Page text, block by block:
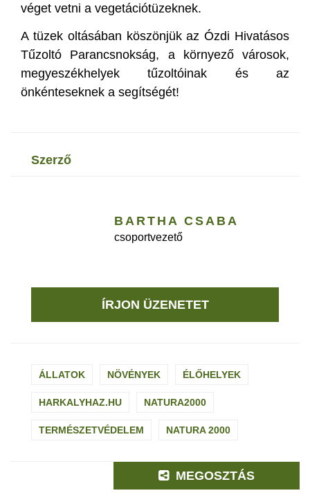
véget vetni a vegetációtüzeknek.
A tüzek oltásában köszönjük az Ózdi Hivatásos
Tűzoltó Parancsnokság, a környező városok,
megyeszékhelyek tűzoltóinak és az
önkénteseknek a segítségét!
szerző
BARTHA CSABA
csoportvezető
ÍRJON ÜZENETET
ÁLLATOK NÖVÉNYEK ÉLŐHELYEK
HARKALYHAZ.HU NATURA2000
TERMÉSZETVÉDELEM NATURA 2000
MEGOSZTÁS